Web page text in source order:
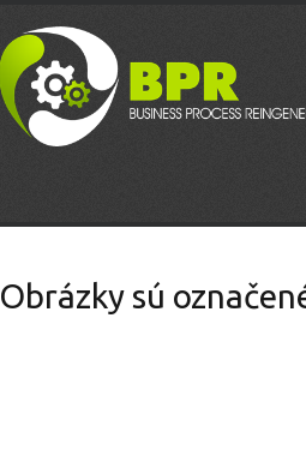
Obrázky sú